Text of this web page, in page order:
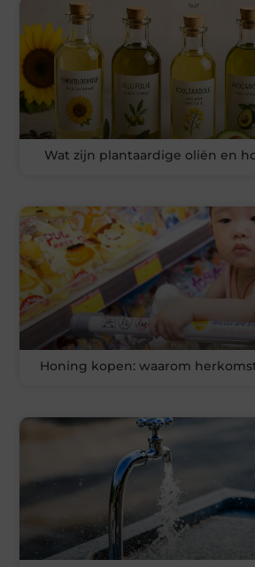
Wat zijn plantaardige oliën en
Honing kopen: waarom